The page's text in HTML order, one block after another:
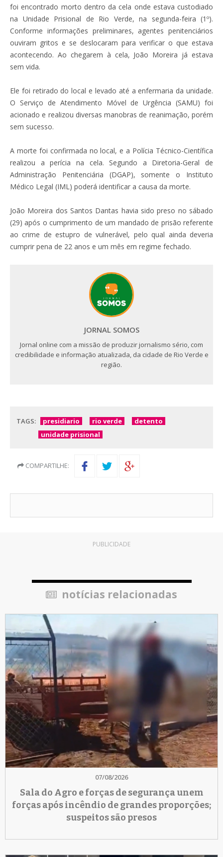
foi encontrado morto dentro da cela onde estava custodiado
na Unidade Prisional de Rio Verde, na segunda-feira (1º).
Conforme informações preliminares, agentes penitenciários
ouviram gritos e se deslocaram para verificar o que estava
acontecendo. Ao chegarem à cela, João Moreira já estava
sem vida.
Ele foi retirado do local e levado até a enfermaria da unidade.
O Serviço de Atendimento Móvel de Urgência (SAMU) foi
acionado e realizou diversas manobras de reanimação, porém
sem sucesso.
A morte foi confirmada no local, e a Polícia Técnico-Científica
realizou a perícia na cela. Segundo a Diretoria-Geral de
Administração Penitenciária (DGAP), somente o Instituto
Médico Legal (IML) poderá identificar a causa da morte.
João Moreira dos Santos Dantas havia sido preso no sábado
(29) após o cumprimento de um mandado de prisão referente
ao crime de estupro de vulnerável, pelo qual ainda deveria
cumprir pena de 22 anos e um mês em regime fechado.
JORNAL SOMOS
Jornal online com a missão de produzir jornalismo sério, com
credibilidade e informação atualizada, da cidade de Rio Verde e
região.
TAGS: presidiario rio verde
detento
unidade prisional
COMPARTILHE:
PUBLICIDADE
notícias relacionadas
07/08/2026
Sala do Agro e forças de segurança unem
forças após incêndio de grandes proporções;
suspeitos são presos